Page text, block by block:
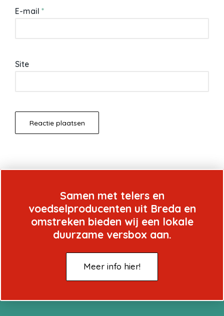
E-mail *
Site
Samen met telers en
voedselproducenten uit Breda en
omstreken bieden wij een lokale
duurzame versbox aan.
Meer info hier!